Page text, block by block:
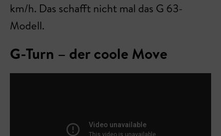
km/h. Das schafft nicht mal das G 63-
Modell.
G-Turn – der coole Move